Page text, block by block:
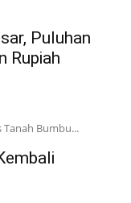
Puluhan
Rupiah
Tanah Bumbu...